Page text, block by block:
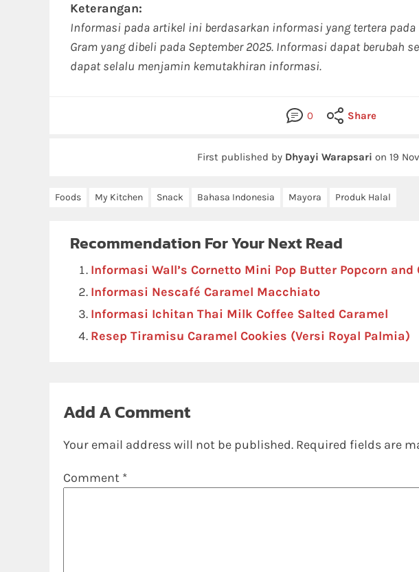
Keterangan:
Informasi pada artikel ini berdasarkan informasi yang tertera pada
Gram yang dibeli pada September 2025. Informasi dapat berubah
dapat selalu menjamin kemutakhiran informasi.
0 Share
First published by Dhyayi Warapsari on 19
Foods My Kitchen Snack Bahasa Indonesia Mayora Produk Halal
Recommendation For Your Next Read
Informasi Wall’s Cornetto Mini Pop Butter Popcorn and
Informasi Nescafé Caramel Macchiato
Informasi Ichitan Thai Milk Coffee Salted Caramel
Resep Tiramisu Caramel Cookies (Versi Royal Palmia)
Add A Comment
Your email address will not be published. Required fields are
Comment *